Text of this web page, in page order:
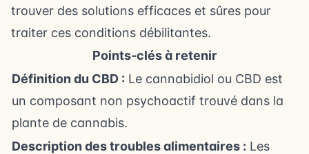
trouver des solutions efficaces et sûres pour
traiter ces conditions débilitantes.
Points-clés à retenir
Définition du CBD : Le cannabidiol ou CBD est
un composant non psychoactif trouvé dans la
plante de cannabis.
Description des troubles alimentaires : Les